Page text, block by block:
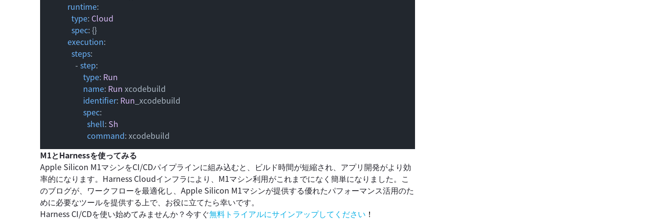
runtime:
type: Cloud
spec: {}
execution:
steps:
- step:
type: Run
name: Run xcodebuild
identifier: Run _xcodebuild
spec:
shell: Sh
command: xcodebuild
M1とHarnessを使ってみる
Apple Silicon M1マシンをCI/CDパイプラインに組み込むと、ビルド時間が短縮され、アプリ開発がより効
率的になります。Harness Cloudインフラにより、M1マシン利用がこれまでになく簡単になりました。こ
のブログが、ワークフローを最適化し、Apple Silicon M1マシンが提供する優れたパフォーマンス活用のた
めに必要なツールを提供する上で、お役に立てたら幸いです。
Harness CI/CDを使い始めてみませんか？今すぐ無料トライアルにサインアップしてください ！